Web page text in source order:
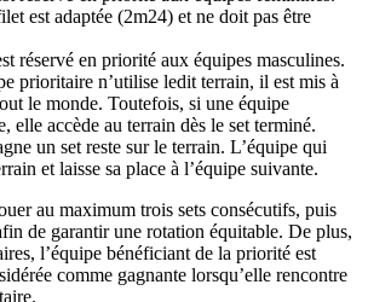
est adaptée (2m24) et ne doit pas être
réservé en priorité aux équipes masculines.
prioritaire n’utilise ledit terrain, il est mis à
le monde. Toutefois, si une équipe
elle accède au terrain dès le set terminé.
un set reste sur le terrain. L’équipe qui
et laisse sa place à l’équipe suivante.
au maximum trois sets consécutifs, puis
de garantir une rotation équitable. De plus,
l’équipe bénéficiant de la priorité est
comme gagnante lorsqu’elle rencontre